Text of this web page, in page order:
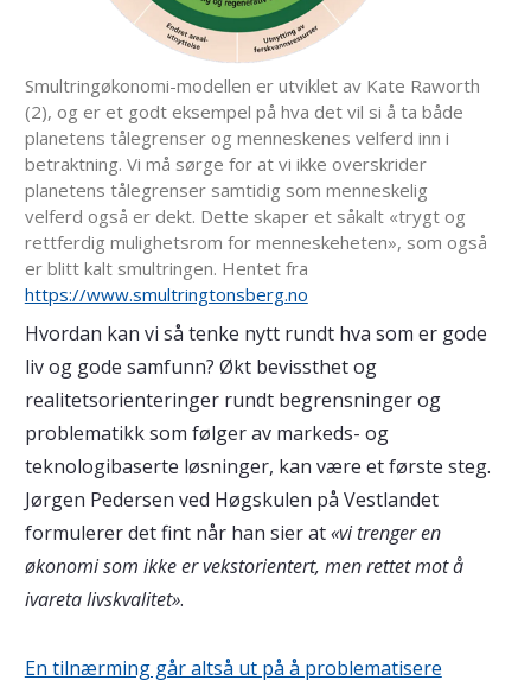
Smultringøkonomi-modellen er utviklet av Kate Raworth
(2), og er et godt eksempel på hva det vil si å ta både
planetens tålegrenser og menneskenes velferd inn i
betraktning. Vi må sørge for at vi ikke overskrider
planetens tålegrenser samtidig som menneskelig
velferd også er dekt. Dette skaper et såkalt «trygt og
rettferdig mulighetsrom for menneskeheten», som også
er blitt kalt smultringen. Hentet fra
https://www.smultringtonsberg.no
Hvordan kan vi så tenke nytt rundt hva som er gode
liv og gode samfunn? Økt bevissthet og
realitetsorienteringer rundt begrensninger og
problematikk som følger av markeds- og
teknologibaserte løsninger, kan være et første steg.
Jørgen Pedersen ved Høgskulen på Vestlandet
formulerer det fint når han sier at«vi trenger en
økonomi som ikke er vekstorientert, men rettet mot å
ivareta livskvalitet».
En tilnærming går altså ut på å problematisere